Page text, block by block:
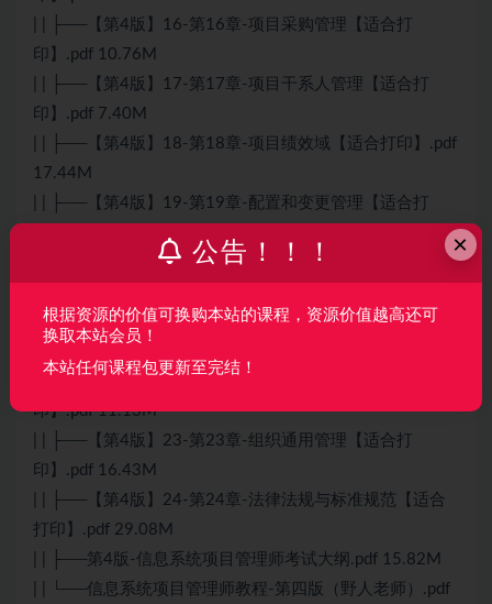
| | ├──【第4版】16-第16章-项目采购管理【适合打
印】.pdf 10.76M
| | ├──【第4版】17-第17章-项目干系人管理【适合打
印】.pdf 7.40M
| | ├──【第4版】18-第18章-项目绩效域【适合打印】.pdf
17.44M
| | ├──【第4版】19-第19章-配置和变更管理【适合打
| | ├──【第4版】20-第20章-高级项目管理【适合打
| | ├──【第4版】21-第21章-项目管理科学基础【适合打
印】.pdf 11.13M
| | ├──【第4版】23-第23章-组织通用管理【适合打
印】.pdf 16.43M
| | ├──【第4版】24-第24章-法律法规与标准规范【适合
打印】.pdf 29.08M
| | ├──第4版-信息系统项目管理师考试大纲.pdf 15.82M
| | └──信息系统项目管理师教程-第四版（野人老师）.pdf
×
公告！！！
根据资源的价值可换购本站的课程，资源价值越高还可
换取本站会员！
本站任何课程包更新至完结！